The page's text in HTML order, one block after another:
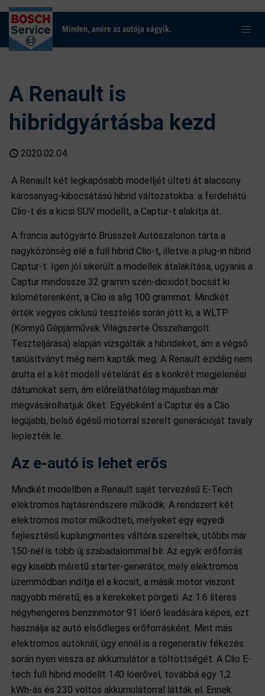
Minden, amire az autója vágyik.
A Renault is
hibridgyártásba kezd
2020.02.04.
A Renault két legkapósabb modelljét ülteti át alacsony
károsanyag-kibocsátású hibrid változatokba: a ferdehátú
Clio-t és a kicsi SUV modellt, a Captur-t alakítja át.
A francia autógyártó Brüsszeli Autószalonon tárta a
nagyközönség elé a full hibrid Clio-t, illetve a plug-in hibrid
Captur-t. Igen jól sikerült a modellek átalakítása, ugyanis a
Captur mindössze 32 gramm szén-dioxidot bocsát ki
kilométerenként, a Clio is alig 100 grammot. Mindkét
érték vegyes ciklusú tesztelés során jött ki, a WLTP
(Könnyű Gépjárművek Világszerte Összehangolt
Teszteljárása) alapján vizsgálták a hibrideket, ám a végső
tanúsítványt még nem kapták meg. A Renault ezidáig nem
árulta el a két modell vételárát és a konkrét megjelenési
dátumokat sem, ám előreláthatólag májusban már
megvásárolhatjuk őket. Egyébként a Captur és a Clio
legújabb, belső égésű motorral szerelt generációját tavaly
leplezték le.
Az e-autó is lehet erős
Mindkét modellben a Renault saját tervezésű E-Tech
elektromos hajtásrendszere működik. A rendszert két
elektromos motor működteti, melyeket egy egyedi
fejlesztésű kuplungmentes váltóra szereltek, utóbbi már
150-nél is több új szabadalommal bír. Az egyik erőforrás
egy kisebb méretű starter-generátor, mely elektromos
üzemmódban indítja el a kocsit, a másik motor viszont
nagyobb méretű, és a kerekeket pörgeti. Az 1.6 literes
négyhengeres benzinmotor 91 lóerő leadására képes, ezt
használja az autó elsődleges erőforrásként. Mint más
elektromos autóknál, úgy ennél is a regeneratív fékezés
során nyeri vissza az akkumulátor a töltöttségét. A Clio E-
tech full hibrid modellt 140 lóerővel, továbbá egy 1,2
kWh-ás és 230 voltos akkumulátorral látták el. Ennek